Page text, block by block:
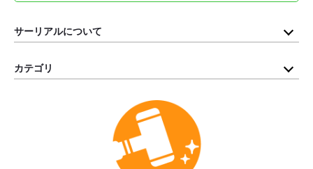
サーリアルについて
カテゴリ